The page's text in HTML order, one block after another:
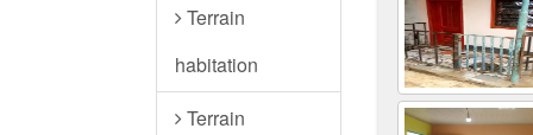
Terrain
habitation
Terrain